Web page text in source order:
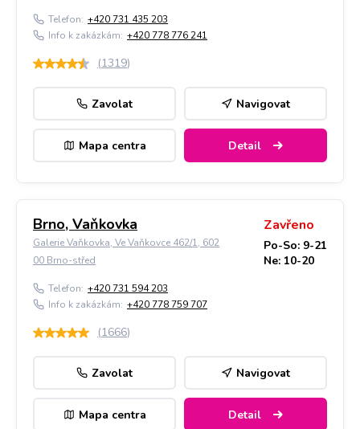
Telefon: +420 731 435 203
Info k zakázkám: +420 778 776 241
(1319)
Zavolat Navigovat
Mapa centra Detail
Brno, Vaňkovka
Galerie Vaňkovka, Ve Vaňkovce 462/1, 602
00 Brno-střed
Zavřeno
Po-So: 9-21
Ne: 10-20
Telefon: +420 731 594 203
Info k zakázkám: +420 778 759 707
(1666)
Zavolat Navigovat
Mapa centra Detail